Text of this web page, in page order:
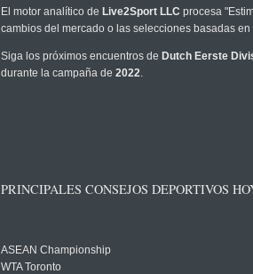
El motor analítico de Live2Sport LLC procesa
cambios del mercado o las selecciones basadas
Siga los próximos encuentros de Dutch Eerste
durante la campaña de 2022.
PRINCIPALES CONSEJOS DEPORTIVOS
ASEAN Championship
WTA Toronto